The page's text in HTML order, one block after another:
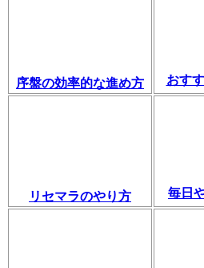
序盤の効率的な進め方 おす
リセマラのやり方 毎日